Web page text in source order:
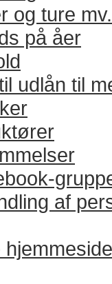
og ture mv.
på åer
udlån til
af